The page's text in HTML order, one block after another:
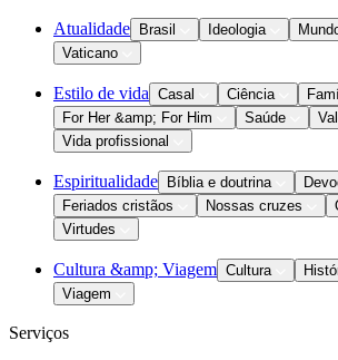
Atualidade Brasil Ideologia
Vaticano
Estilo de vida Casal Ciência
For Her &amp; For Him
Saúde
Vida profissional
Espiritualidade Bíblia e doutrina
Feriados cristãos
Nossas cruzes
Virtudes
Cultura &amp; Viagem Cultura
Viagem
Serviços